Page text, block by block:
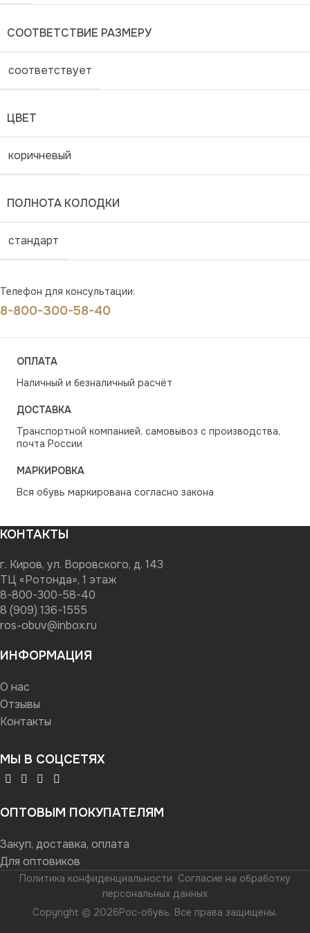
СООТВЕТСТВИЕ РАЗМЕРУ
соответствует
ЦВЕТ
коричневый
ПОЛНОТА КОЛОДКИ
стандарт
Телефон для консультации:
8-800-300-58-40
ОПЛАТА
Наличный и безналичный расчёт
ДОСТАВКА
Транспортной компанией, самовывоз с производства,
почта России
МАРКИРОВКА
Вся обувь маркирована согласно закона
КОНТАКТЫ
г. Киров, ул. Воровского, д. 143
ТЦ «Ротонда», 1 этаж
8-800-300-58-40
8 (909) 136-1555
ros-obuv@inbox.ru
ИНФОРМАЦИЯ
О нас
Отзывы
Контакты
МЫ В СОЦСЕТЯХ
ОПТОВЫМ ПОКУПАТЕЛЯМ
Закуп, доставка, оплата
Для оптовиков
Политика конфиденциальности Согласие на обработку
персональных данных
Copyright © 2026Рос-обувь. Все права защищены.